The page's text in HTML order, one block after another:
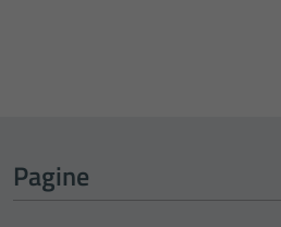
Pagine